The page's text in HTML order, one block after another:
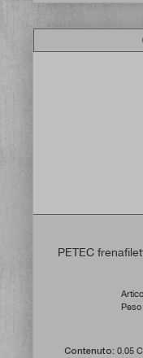
PETEC
Contenuto: 0.05